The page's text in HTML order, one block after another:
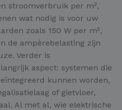
stroomverbruik per m²,
wat nodig is voor uw
zoals 150 W per m²,
de ampèrebelasting zijn
Verder is
aspect: systemen die
kunnen worden,
of gietvloer,
Al met al, wie elektrische